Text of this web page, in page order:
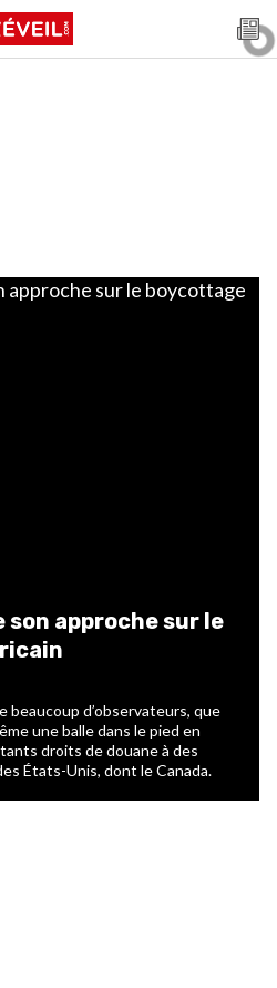
son approche sur le
beaucoup d’observateurs, que
une balle dans le pied en
droits de douane à des
États-Unis, dont le Canada.